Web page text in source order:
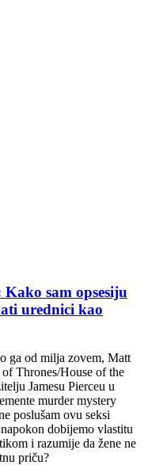
sam opsesiju
urednici kao
ga od milja zovem, Matt
Thrones/House of the
Jamesu Pierceu u
murder mystery
poslušam ovu seksi
dobijemo vlastitu
i razumije da žene ne
priču?